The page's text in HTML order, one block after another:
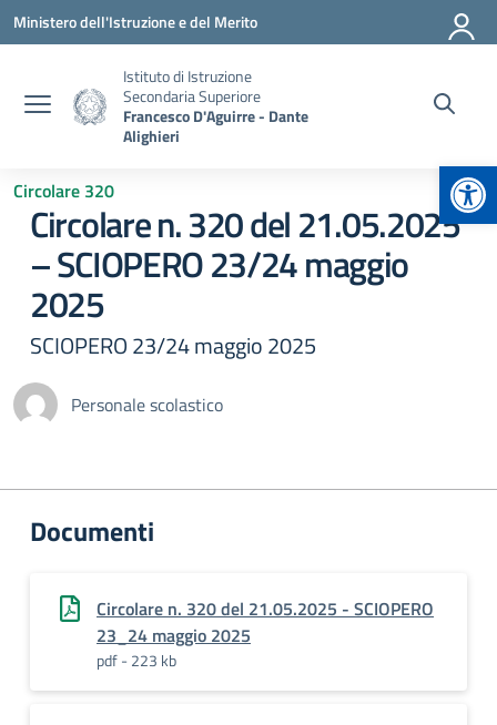
Vai ai contenuti
Vai al menu di navigazione
Vai al footer
Ministero dell'Istruzione e del Merito
Istituto di Istruzione
Secondaria Superiore
Francesco D'Aguirre - Dante
Alighieri
Circolare 320
Circolare n. 320 del 21.05.2025
– SCIOPERO 23/24 maggio
2025
SCIOPERO 23/24 maggio 2025
Personale scolastico
Documenti
Circolare n. 320 del 21.05.2025 - SCIOPERO
23_24 maggio 2025
pdf - 223 kb